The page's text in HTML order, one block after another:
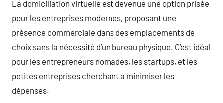
La domiciliation virtuelle est devenue une option prisée
pour les entreprises modernes, proposant une
présence commerciale dans des emplacements de
choix sans la nécessité d’un bureau physique. C’est idéal
pour les entrepreneurs nomades, les startups, et les
petites entreprises cherchant à minimiser les
dépenses.